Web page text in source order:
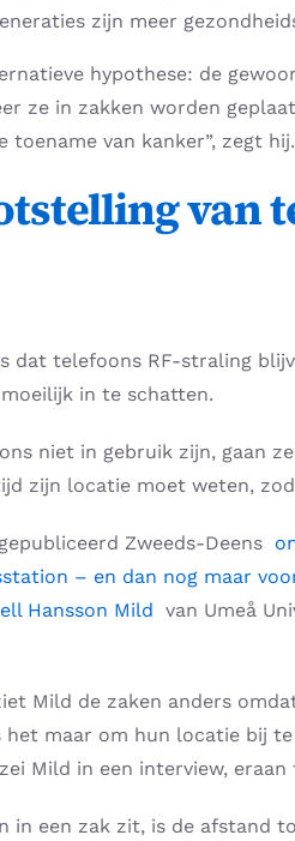
zijn meer
hypothese: de
ze in zakken worden
toename van kanker”, zegt hij.
van
dat telefoons RF-straling
in te schatten.
niet in gebruik zijn, gaan
zijn locatie moet weten,
Zweeds-Deens
– en dan nog maar
Hansson Mild van Umeå
Mild de zaken anders
het maar om hun locatie bij
Mild in een interview,
in een zak zit, is de afstand